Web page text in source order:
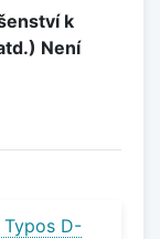
k
Není
Typos D-